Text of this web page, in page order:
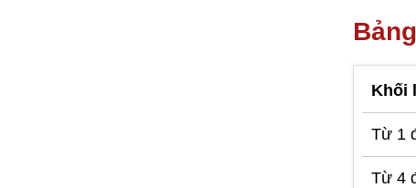
Khối
Từ 1
Từ 4